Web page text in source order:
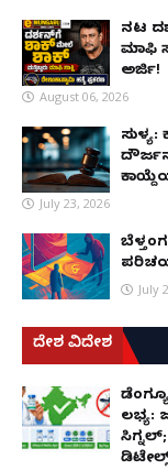
ನಟ
ಮಾಫಿ
ಅರ್ಜಿ!
August 06, 2026
ಸುಳ್ಯ:
July 23, 2026
July
ದೇಶ ವಿದೇಶ
ಲಭ್ಯ: